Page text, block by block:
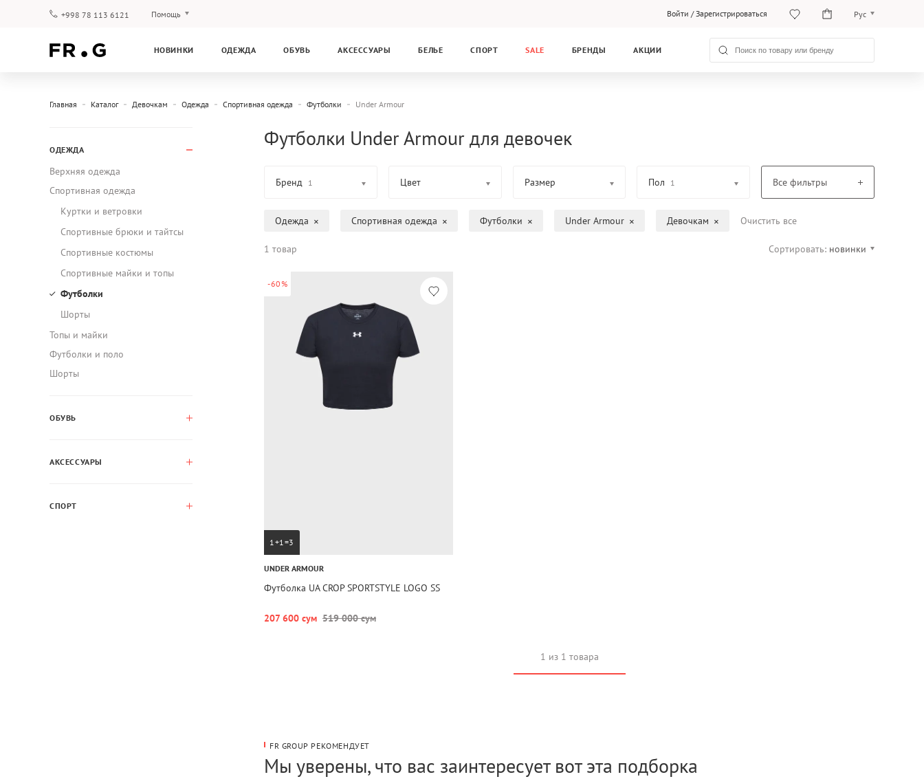
+998 78 113 6121 Помощь Войти /Зарегистрироваться Рус
Рус
НОВИНКИ ОДЕЖДА ОБУВЬ АКСЕССУАРЫ БЕЛЬЕ СПОРТ SALE БРЕНДЫ АКЦИИ
Главная Каталог Девочкам Одежда Спортивная одежда Футболки Under Armour
ОДЕЖДА
Верхняя одежда
Спортивная одежда
Куртки и ветровки
Спортивные брюки и тайтсы
Спортивные костюмы
Спортивные майки и топы
Футболки
Шорты
Топы и майки
Футболки и поло
Шорты
ОБУВЬ
АКСЕССУАРЫ
СПОРТ
Футболки Under Armour для девочек
Бренд 1 Цвет Размер Пол 1 Все фильтры
Одежда Спортивная одежда Футболки Under Armour Девочкам Очистить все
1 товар Сортировать: новинки
-60%
1+1=3
UNDER ARMOUR
Футболка UA CROP SPORTSTYLE LOGO SS
207 600 сум 519 000 сум
1 из 1 товара
FR GROUP РЕКОМЕНДУЕТ
Мы уверены, что вас заинтересует вот эта подборка